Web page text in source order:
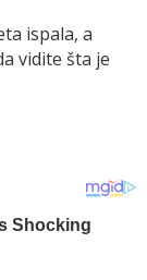
ispala, a
vidite šta je